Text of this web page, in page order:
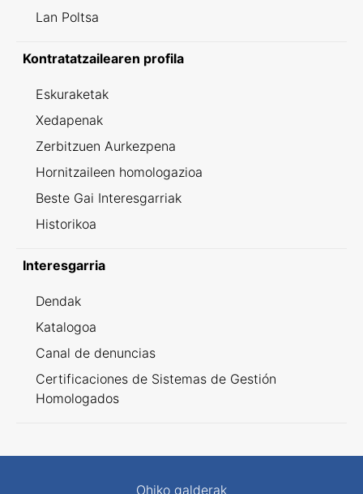
Lan Poltsa
Kontratatzailearen profila
Eskuraketak
Xedapenak
Zerbitzuen Aurkezpena
Hornitzaileen homologazioa
Beste Gai Interesgarriak
Historikoa
Interesgarria
Dendak
Katalogoa
Canal de denuncias
Certificaciones de Sistemas de Gestión
Homologados
Ohiko galderak